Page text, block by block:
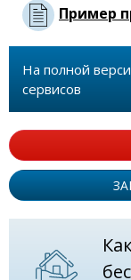
Пример
На полной
сервисов